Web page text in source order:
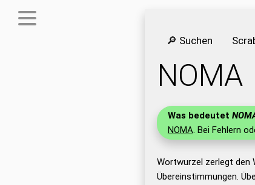
🔎 Suchen
NOMA
Was bedeutet
NOMA. Bei Fehlern
Wortwurzel zerlegt den
Übereinstimmungen.